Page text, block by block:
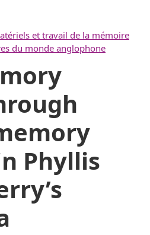
et travail de la mémoire
du monde anglophone
Phyllis